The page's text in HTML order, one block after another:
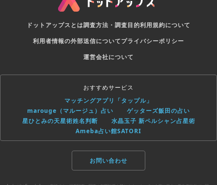
ドットアップスとは調査方法・調査目的利用規約について
利用者情報の外部送信についてプライバシーポリシー
運営会社について
おすすめサービス
マッチングアプリ「タップル」
marouge（マルージュ）占い
ゲッターズ飯田の占い
星ひとみの天星術姓名判断
水晶玉子 新ペルシャン占星術
Ameba占い館SATORI
お問い合わせ